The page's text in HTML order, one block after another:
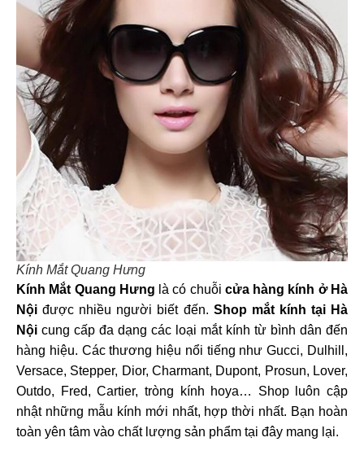
Kính Mắt Quang Hưng
Kính Mắt Quang Hưng là có chuỗi cửa hàng kính ở Hà
Nộiđược nhiều người biết đến. Shop mắt kính tại Hà
Nội cung cấp đa dạng các loại mắt kính từ bình dân đến
hàng hiệu. Các thương hiệu nổi tiếng như Gucci, Dulhill,
Versace, Stepper, Dior, Charmant, Dupont, Prosun, Lover,
Outdo, Fred, Cartier, tròng kính hoya… Shop luôn cập
nhật những mẫu kính mới nhất, hợp thời nhất. Bạn hoàn
toàn yên tâm vào chất lượng sản phẩm tại đây mang lại.